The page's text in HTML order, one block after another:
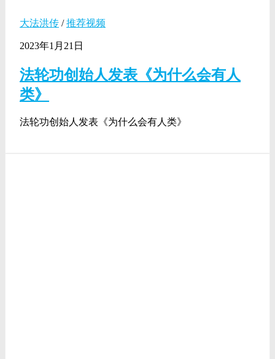
大法洪传 /推荐视频
2023年1月21日
法轮功创始人发表《为什么会有人
类》
法轮功创始人发表《为什么会有人类》